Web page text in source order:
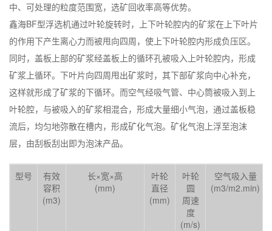
中、可处理的粒度范围宽，选矿回收率高等优势。
鑫海BF型浮选机通过叶轮旋转时，上下叶轮腔内的矿浆在上下叶片
的作用下产生离心力而被甩向四周，使上下叶轮腔内形成负压区。
同时，盖板上部的矿浆经盖板上的循环孔被吸入上叶轮腔内，形成
矿浆上循环。下叶片向四周甩出矿浆时，其下部矿浆向中心补充，
这样就形成了矿浆的下循环。而空气经吸气管、中心筒被吸入到上
叶轮腔，与被吸入的矿浆相混合，形成大量细小气泡，通过盖板稳
流后，均匀地弥散在槽内，形成矿化气泡。矿化气泡上浮至泡沫
层，由刮板刮出即为泡沫产品。
型号
有效
容积
(m3)
长×宽×高
(mm)
叶轮
直径
(mm)
叶轮
圆
周速
度
(m/s)
空气吸入量
(m3/m2.min)